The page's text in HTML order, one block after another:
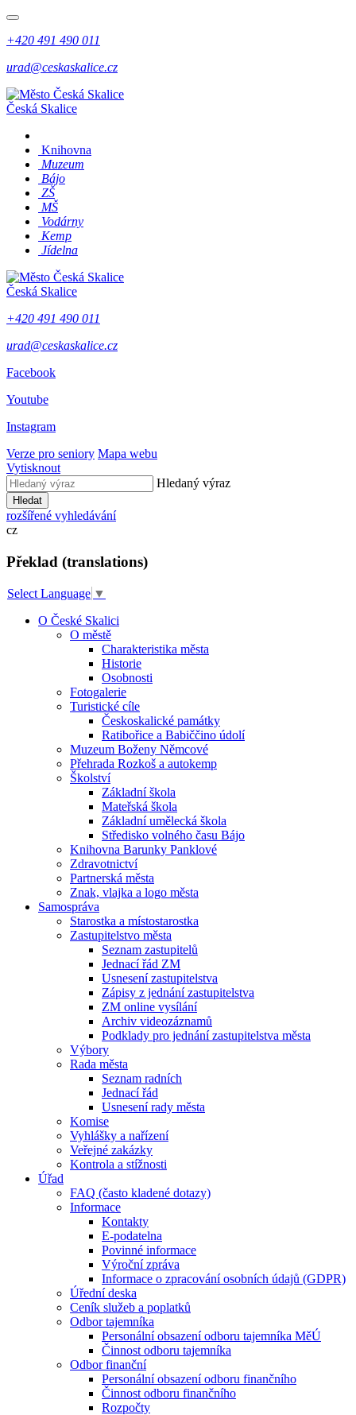
+420 491 490 011
urad@ceskaskalice.cz
Česká Skalice
Knihovna
Muzeum
Bájo
ZŠ
MŠ
Vodárny
Kemp
Jídelna
Česká Skalice
+420 491 490 011
urad@ceskaskalice.cz
Facebook
Youtube
Instagram
Verze pro seniory Mapa webu
Vytisknout
Hledaný výraz
Hledat
rozšířené vyhledávání
cz
Překlad (translations)
Select Language ▼
O České Skalici
O městě
Charakteristika města
Historie
Osobnosti
Fotogalerie
Turistické cíle
Českoskalické památky
Ratibořice a Babiččino údolí
Muzeum Boženy Němcové
Přehrada Rozkoš a autokemp
Školství
Základní škola
Mateřská škola
Základní umělecká škola
Středisko volného času Bájo
Knihovna Barunky Panklové
Zdravotnictví
Partnerská města
Znak, vlajka a logo města
Samospráva
Starostka a místostarostka
Zastupitelstvo města
Seznam zastupitelů
Jednací řád ZM
Usnesení zastupitelstva
Zápisy z jednání zastupitelstva
ZM online vysílání
Archiv videozáznamů
Podklady pro jednání zastupitelstva města
Výbory
Rada města
Seznam radních
Jednací řád
Usnesení rady města
Komise
Vyhlášky a nařízení
Veřejné zakázky
Kontrola a stížnosti
Úřad
FAQ (často kladené dotazy)
Informace
Kontakty
E-podatelna
Povinné informace
Výroční zpráva
Informace o zpracování osobních údajů (GDPR)
Úřední deska
Ceník služeb a poplatků
Odbor tajemníka
Personální obsazení odboru tajemníka MěÚ
Činnost odboru tajemníka
Odbor finanční
Personální obsazení odboru finančního
Činnost odboru finančního
Rozpočty